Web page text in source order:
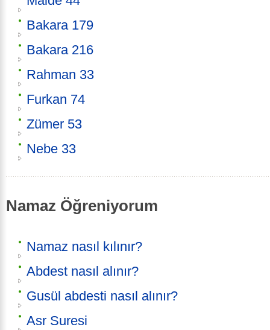
Bakara 179
Bakara 216
Rahman 33
Furkan 74
Zümer 53
Nebe 33
Namaz Öğreniyorum
Namaz nasıl kılınır?
Abdest nasıl alınır?
Gusül abdesti nasıl alınır?
Asr Suresi